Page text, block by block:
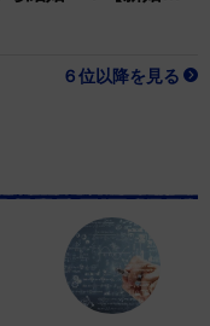
６位以降を見る